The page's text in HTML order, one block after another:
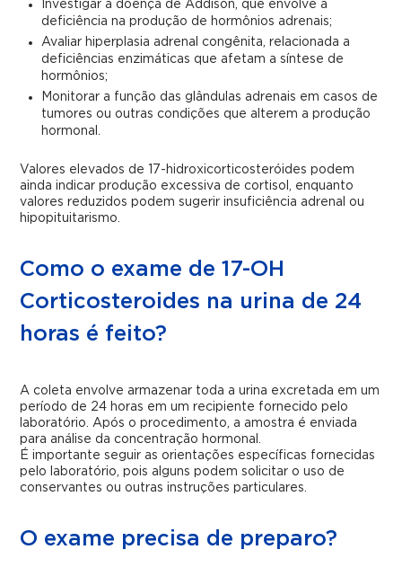
Investigar a doença de Addison, que envolve a
deficiência na produção de hormônios adrenais;
Avaliar hiperplasia adrenal congênita, relacionada a
deficiências enzimáticas que afetam a síntese de
hormônios;
Monitorar a função das glândulas adrenais em casos de
tumores ou outras condições que alterem a produção
hormonal.
Valores elevados de 17-hidroxicorticosteróides podem
ainda indicar produção excessiva de cortisol, enquanto
valores reduzidos podem sugerir insuficiência adrenal ou
hipopituitarismo.
Como o exame de 17-OH
Corticosteroides na urina de 24
horas é feito?
A coleta envolve armazenar toda a urina excretada em um
período de 24 horas em um recipiente fornecido pelo
laboratório. Após o procedimento, a amostra é enviada
para análise da concentração hormonal.
É importante seguir as orientações específicas fornecidas
pelo laboratório, pois alguns podem solicitar o uso de
conservantes ou outras instruções particulares.
O exame precisa de preparo?